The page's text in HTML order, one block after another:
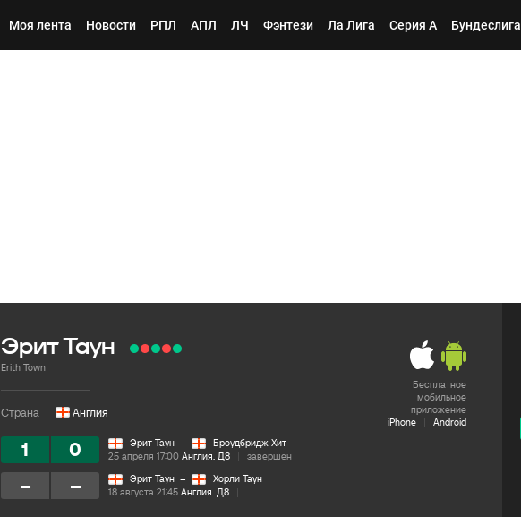
Моя лента Новости РПЛ АПЛ ЛЧ Фэнтези Ла Лига Серия А Бундеслига
Бесплатное
мобильное
приложение
iPhone
| Android
Эрит Таун
Erith Town
Страна Англия
1 0 Эрит Таун –
Броудбридж Хит
25 апреля 17:00 Англия. Д8 | завершен
– – Эрит Таун –
Хорли Таун
18 августа 21:45 Англия. Д8 |